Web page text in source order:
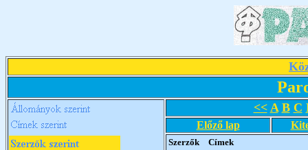
<< A B C
Előző lap
Szerzők Címek